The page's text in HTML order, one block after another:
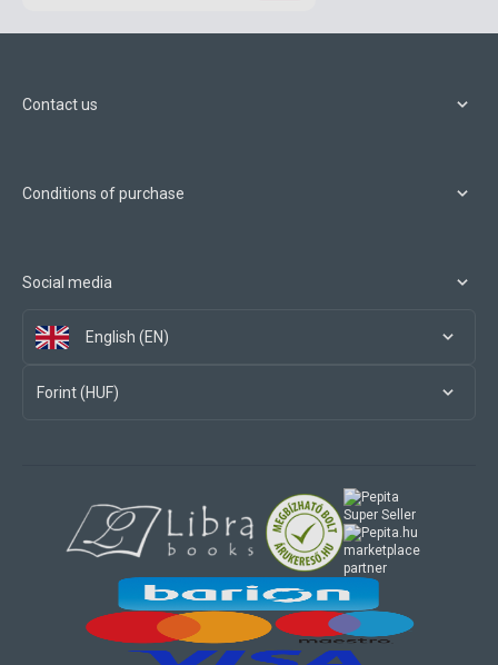
Contact us
Conditions of purchase
Social media
English (EN)
Forint (HUF)
marketplace
partner